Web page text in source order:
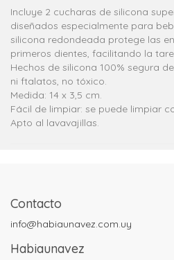
Incluye 2 cucharas de silicona
diseñados especialmente para
silicona redondeada protege las
primeros dientes, facilitando la
Hechos de silicona 100% segura
ni ftalatos, no tóxico.
Medida: 14 x 3,5 cm.
Fácil de limpiar: se puede limpiar
Apto al lavavajillas.
Contacto
info@habiaunavez.com.uy
Habiaunavez